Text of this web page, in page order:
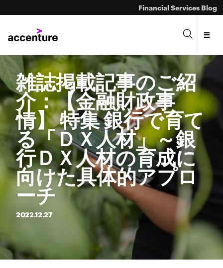
Financial Services Blog
雑誌掲載記事のご紹
介：【金融財政事
情】 特集 銀行で育て
る「ＤＸ人材」～銀
行ＤＸ人材の育成に
向けた具体的アプロ
ーチ
2022.12.27